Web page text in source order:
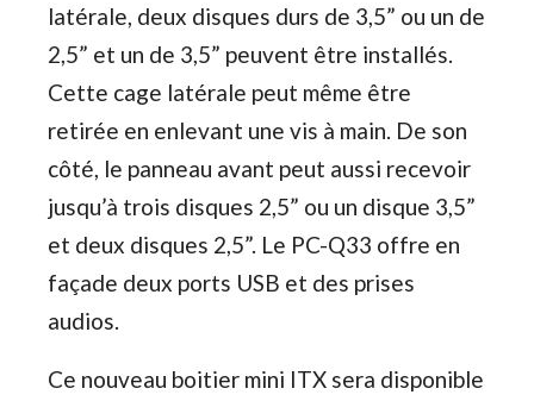
latérale, deux disques durs de 3,5” ou un de
2,5” et un de 3,5” peuvent être installés.
Cette cage latérale peut même être
retirée en enlevant une vis à main. De son
côté, le panneau avant peut aussi recevoir
jusqu’à trois disques 2,5” ou un disque 3,5”
et deux disques 2,5”. Le PC-Q33 offre en
façade deux ports USB et des prises
audios.
Ce nouveau boitier mini ITX sera disponible